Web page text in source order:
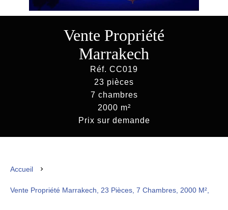
Vente Propriété
Marrakech
Réf. CC019
23 pièces
7 chambres
2000 m²
Prix sur demande
Accueil
Vente Propriété Marrakech, 23 Pièces, 7 Chambres, 2000 M²,